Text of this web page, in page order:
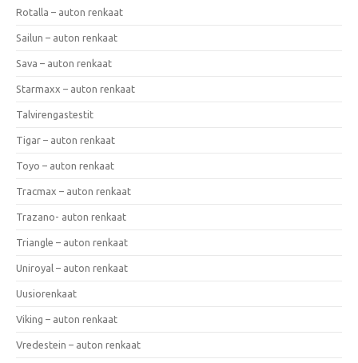
Rotalla – auton renkaat
Sailun – auton renkaat
Sava – auton renkaat
Starmaxx – auton renkaat
Talvirengastestit
Tigar – auton renkaat
Toyo – auton renkaat
Tracmax – auton renkaat
Trazano- auton renkaat
Triangle – auton renkaat
Uniroyal – auton renkaat
Uusiorenkaat
Viking – auton renkaat
Vredestein – auton renkaat